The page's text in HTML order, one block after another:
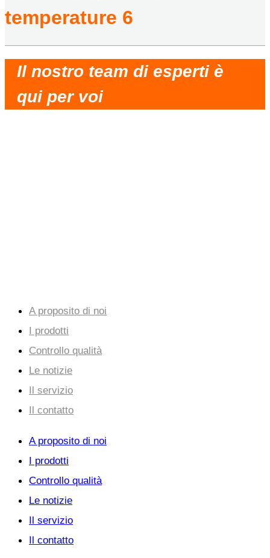
temperature 6
Il nostro team di esperti è
qui per voi
A proposito di noi
I prodotti
Controllo qualità
Le notizie
Il servizio
Il contatto
A proposito di noi
I prodotti
Controllo qualità
Le notizie
Il servizio
Il contatto